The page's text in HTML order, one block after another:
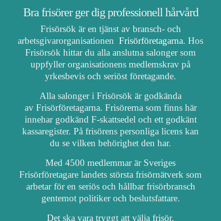
Bra frisörer ger dig professionell hårvård
Frisörsök är en tjänst av bransch- och
arbetsgivarorganisationen Frisörföretagarna. Hos
Frisörsök hittar du alla anslutna salonger som
uppfyller organisationens medlemskrav på
yrkesbevis och seriöst företagande.
Alla salonger i Frisörsök är godkända
av Frisörföretagarna. Frisörerna som finns här
innehar godkänd F-skattsedel och ett godkänt
kassaregister. På frisörens personliga licens kan
du se vilken behörighet den har.
Med 4500 medlemmar är Sveriges
Frisörföretagare landets största frisörnätverk som
arbetar för en seriös och hållbar frisörbransch
gentemot politiker och beslutsfattare.
Det ska vara tryggt att välja frisör.